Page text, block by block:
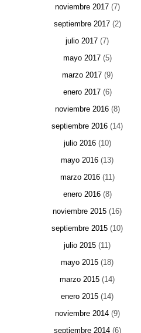
noviembre 2017(7)
septiembre 2017(2)
julio 2017 (7)
mayo 2017(5)
marzo 2017(9)
enero 2017(6)
noviembre 2016(8)
septiembre 2016 (14)
julio 2016(10)
mayo 2016 (13)
marzo 2016(11)
enero 2016(8)
noviembre 2015 (16)
septiembre 2015 (10)
julio 2015 (11)
mayo 2015 (18)
marzo 2015 (14)
enero 2015 (14)
noviembre 2014(9)
septiembre 2014(6)